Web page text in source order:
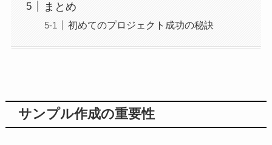
まとめ
初めてのプロジェクト成功の秘訣
サンプル作成の重要性